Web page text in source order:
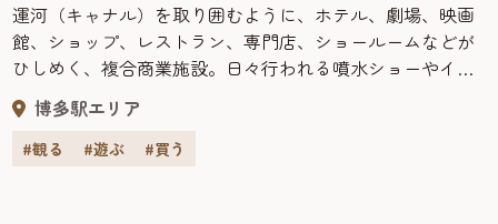
運河（キャナル）を取り囲むように、ホテル、劇場、映画
館、ショップ、レストラン、専門店、ショールームなどが
ひしめく、複合商業施設。日々行われる噴水ショーやイベ
ントの他、ショッピングに、レジャーに、そしてグルメに
と、ここに来ればとにかく退屈することなし！海外からの
観光客も多い福岡観光では人気のスポットだ。 買う キャナ
博多駅エリア
#観る #遊ぶ #買う